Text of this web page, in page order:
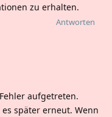
zu erhalten.
Antworten
aufgetreten.
später erneut. Wenn